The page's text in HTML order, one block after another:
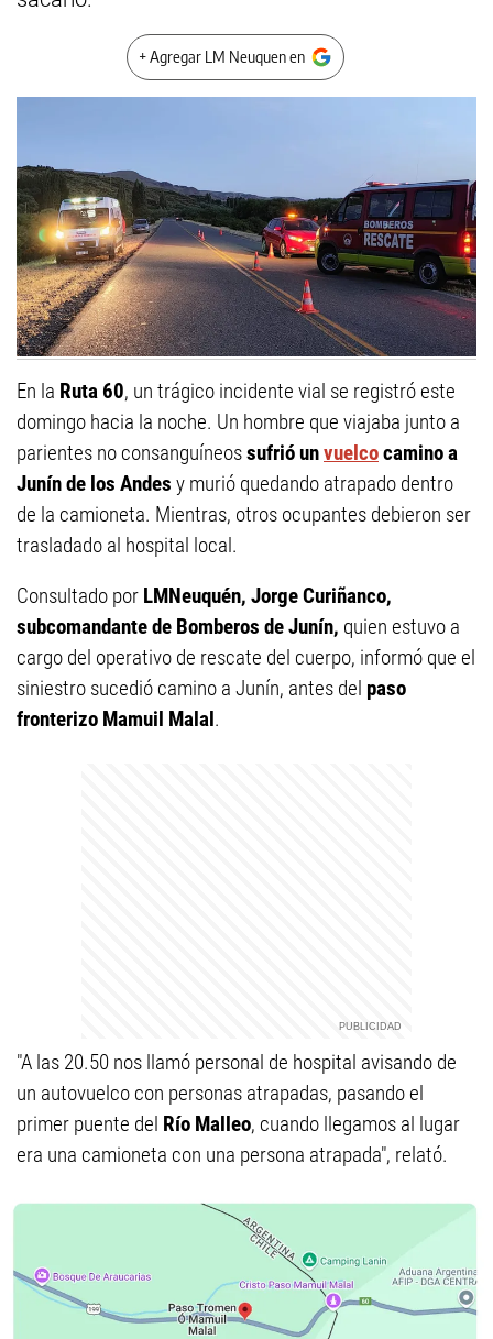
+ Agregar LM Neuquen en
En la Ruta 60, un trágico incidente vial se registró este
domingo hacia la noche. Un hombre que viajaba junto a
parientes no consanguíneossufrió unvuelcocamino a
Junín de los Andes y murió quedando atrapado dentro
de la camioneta. Mientras, otros ocupantes debieron ser
trasladado al hospital local.
Consultado por LMNeuquén, Jorge Curiñanco,
subcomandante de Bomberos de Junín, quien estuvo a
cargo del operativo de rescate del cuerpo, informó que el
siniestro sucedió camino a Junín, antes del paso
fronterizo Mamuil Malal.
"A las 20.50 nos llamó personal de hospital avisando de
un autovuelco con personas atrapadas, pasando el
primer puente del Río Malleo, cuando llegamos al lugar
era una camioneta con una persona atrapada", relató.